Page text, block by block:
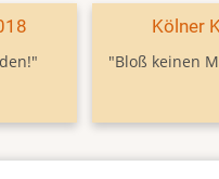
Kölner
"Bloß keinen